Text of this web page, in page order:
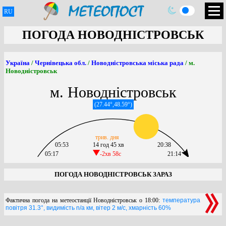
RU
ПОГОДА НОВОДНІСТРОВСЬК
Україна / Чернівецька обл. / Новодністровська міська рада / м.
Новодністровськ
м. Новодністровськ
(27.44°,48.59°)
05:17
05:53
14 год 45 хв
-2хв 58c
трив. дня
21:14
20:38
ПОГОДА НОВОДНІСТРОВСЬК ЗАРАЗ
Фактична погода на метеостанції Новодністровськ о 18:00: температура
повітря 31.3°, видимість n/a км, вітер 2 м/с, хмарність 60%